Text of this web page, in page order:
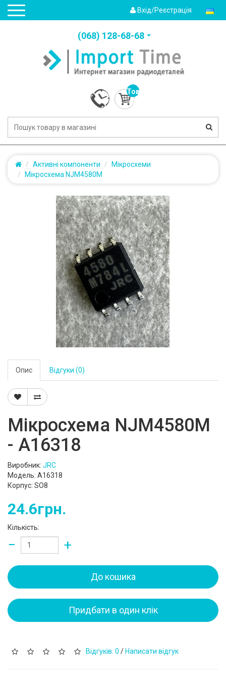
Вхід/Реєстрація
(‎068) 128-68-68
Товарів:
0
(0.0грн.)
Активні компоненти
Мікросхеми
Мікросхема NJM4580M
Опис Відгуки (0)
Мікросхема NJM4580M
- A16318
Виробник: JRC
Модель: A16318
Корпус: SO8
24.6грн.
Кількість:
− +
До кошика
Придбати в один клік
Відгуків: 0 / Написати відгук